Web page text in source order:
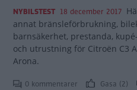
NYBILSTEST 18 december 2017
annat bränsleförbrukning,
barnsäkerhet, prestanda,
och utrustning för Citroën C3
Arona.
0 kommentarer Gasa (2)